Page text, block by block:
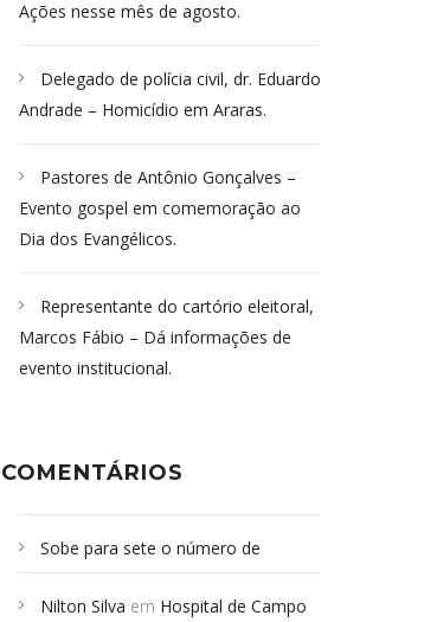
Ações nesse mês de agosto.
Delegado de polícia civil, dr. Eduardo
Andrade – Homicídio em Araras.
Pastores de Antônio Gonçalves –
Evento gospel em comemoração ao
Dia dos Evangélicos.
Representante do cartório eleitoral,
Marcos Fábio – Dá informações de
evento institucional.
COMENTÁRIOS
Sobe para sete o número de
desabamento em São Paulo - Revista
Nilton Silva em Hospital de Campo